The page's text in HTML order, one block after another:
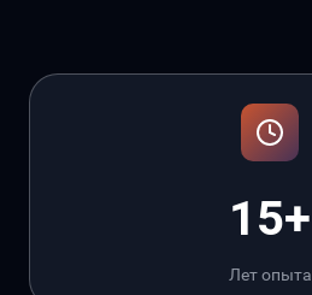
15+
Лет опыта